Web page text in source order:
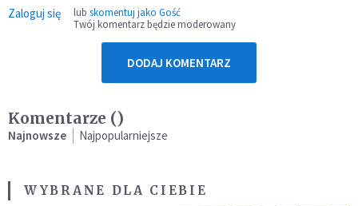
Zaloguj się lub skomentuj jako Gość
Twój komentarz będzie moderowany
DODAJ KOMENTARZ
Komentarze ()
Najnowsze Najpopularniejsze
WYBRANE DLA CIEBIE